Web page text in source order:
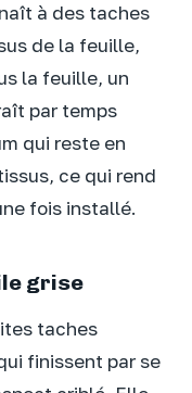
à des taches
de la feuille,
la feuille, un
par temps
qui reste en
ce qui rend
fois installé.
grise
taches
finissent par se